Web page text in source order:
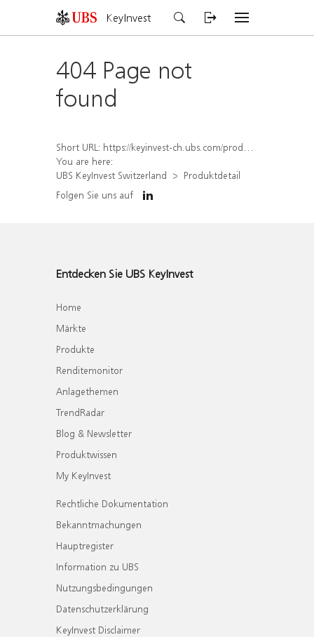
KeyInvest
404 Page not
found
Short URL: https://keyinvest-ch.ubs.com/produkt/detail/index/isin/CH1570514617
You are here:
UBS KeyInvest Switzerland
Produktdetail
Folgen Sie uns auf
Entdecken Sie UBS KeyInvest
Home
Märkte
Produkte
Renditemonitor
Anlagethemen
TrendRadar
Blog & Newsletter
Produktwissen
My KeyInvest
Rechtliche Dokumentation
Bekanntmachungen
Hauptregister
Information zu UBS
Nutzungsbedingungen
Datenschutzerklärung
KeyInvest Disclaimer